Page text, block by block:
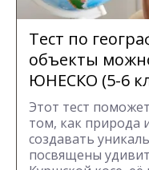
Тест по
объекты
ЮНЕСКО (5-6
Этот тест
том, как природа
создавать
посвящены